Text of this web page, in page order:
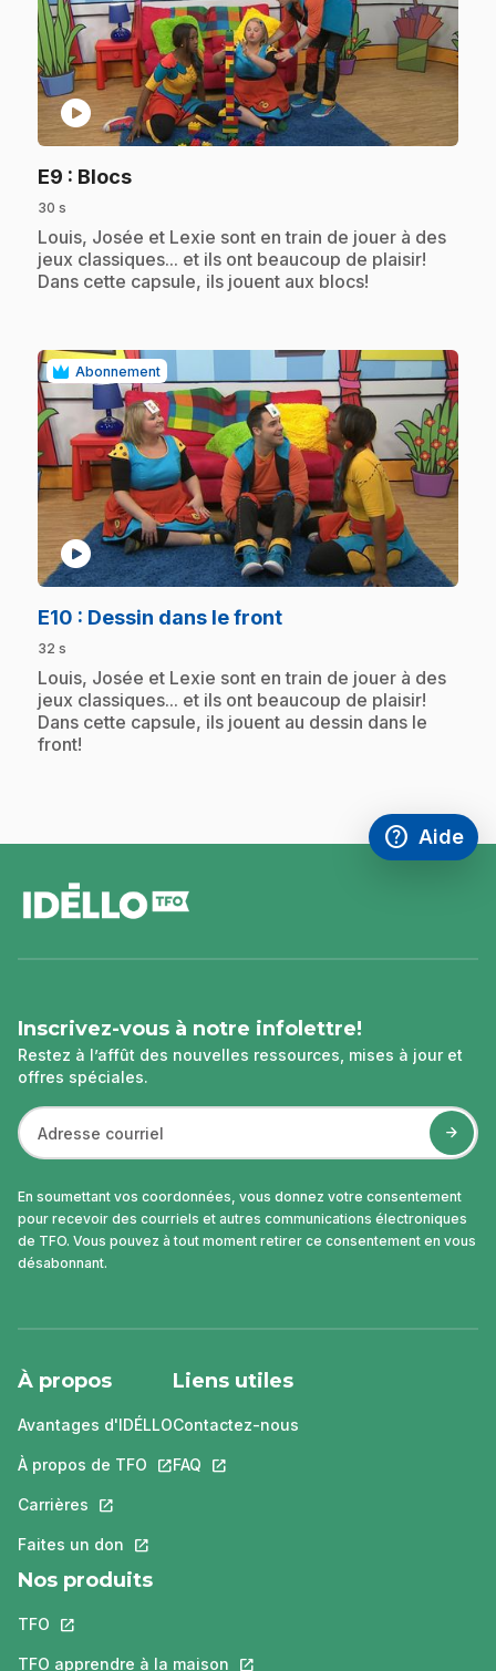
play_circle
E9 : Blocs.
30 s
.Louis, Josée et Lexie sont en train de jouer à des
jeux classiques... et ils ont beaucoup de plaisir!
Dans cette capsule, ils jouent aux blocs!
Abonnement
play_circle
E10 : Dessin dans le front.
32 s
.Louis, Josée et Lexie sont en train de jouer à des
jeux classiques... et ils ont beaucoup de plaisir!
Dans cette capsule, ils jouent au dessin dans le
front!
help
Accéder à
Aide
,Ce lien
de
page
Inscrivez-vous à notre infolettre!
Restez à l’affût des nouvelles ressources, mises à jour et
offres spéciales.
En soumettant vos coordonnées, vous donnez votre consentement
pour recevoir des courriels et autres communications électroniques
de TFO. Vous pouvez à tout moment retirer ce consentement en vous
désabonnant.
À propos
Avantages d'IDÉLLO
À propos de TFO Ce lien s'ouvrira dans un nouvel onglet.
Carrières Ce lien s'ouvrira dans un nouvel onglet.
Faites un don Ce lien s'ouvrira dans un nouvel onglet.
Liens utiles
Contactez-nous
FAQ Ce lien s'ouvrira dans un nouvel
Nos produits
TFO Ce lien s'ouvrira dans un nouvel onglet.
TFO apprendre à la maison Ce lien s'ouvrira dans un nouvel